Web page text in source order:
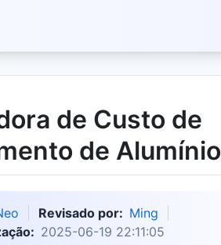
de Custo de
de Alumínio
Revisado por: Ming
2025-06-19 22:11:05